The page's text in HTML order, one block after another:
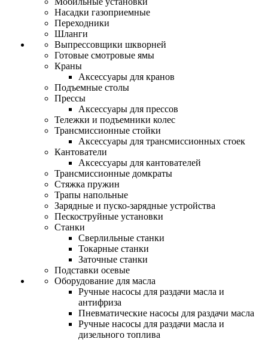
Насадки газоприемные
Переходники
Шланги
Выпрессовщики шкворней
Готовые смотровые ямы
Краны
Аксессуары для кранов
Подъемные столы
Прессы
Аксессуары для прессов
Тележки и подъемники колес
Трансмиссионные стойки
Аксессуары для трансмиссионных стоек
Кантователи
Аксессуары для кантователей
Трансмиссионные домкраты
Стяжка пружин
Трапы напольные
Зарядные и пуско-зарядные устройства
Пескоструйные установки
Станки
Сверлильные станки
Токарные станки
Заточные станки
Подставки осевые
Оборудование для масла
Ручные насосы для раздачи масла и
антифриза
Пневматические насосы для раздачи масла
Ручные насосы для раздачи масла и
дизельного топлива